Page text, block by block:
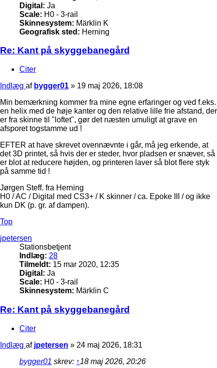
Digital: Ja
Scale: H0 - 3-rail
Skinnesystem: Märklin K
Geografisk sted: Herning
Re: Kant på skyggebanegård
Citer
Indlæg af bygger01 » 19 maj 2026, 18:08
Min bemærkning kommer fra mine egne erfaringer og ved f.eks.
en helix med de høje kanter og den relative lille frie afstand, der
er fra skinne til "loftet", gør det næsten umuligt at grave en
afsporet togstamme ud !
EFTER at have skrevet ovennævnte i går, må jeg erkende, at
det 3D printet, så hvis der er steder, hvor pladsen er snæver, så
er blot at reducere højden, og printeren laver så blot flere styk
på samme tid !
Jørgen Steff. fra Herning
H0 / AC / Digital med CS3+ / K skinner / ca. Epoke III / og ikke
kun DK (p. gr. af dampen).
Top
jpetersen
Stationsbetjent
Indlæg: 28
Tilmeldt: 15 mar 2020, 12:35
Digital: Ja
Scale: H0 - 3-rail
Skinnesystem: Märklin C
Re: Kant på skyggebanegård
Citer
Indlæg af jpetersen » 24 maj 2026, 18:31
bygger01 skrev: ↑18 maj 2026, 20:26